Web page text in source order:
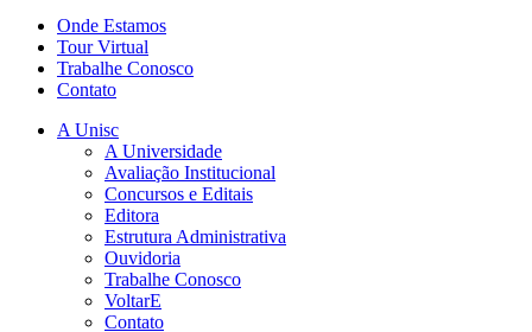
Onde Estamos
Tour Virtual
Trabalhe Conosco
Contato
A Unisc
A Universidade
Avaliação Institucional
Concursos e Editais
Editora
Estrutura Administrativa
Ouvidoria
Trabalhe Conosco
VoltarE
Contato